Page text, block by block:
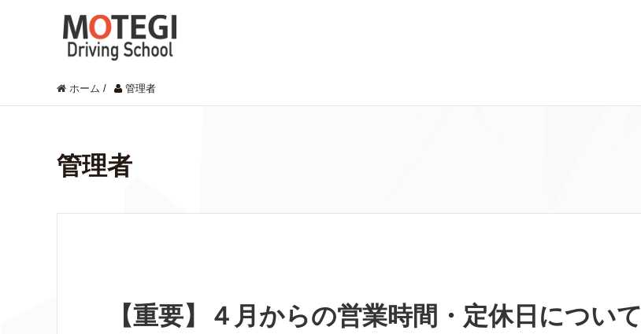
ホーム / 管理者
管理者
【重要】４月からの営業時間・定休日について